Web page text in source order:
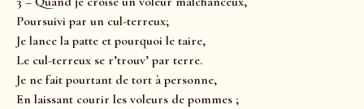
Poursuivi par un cul-terreux;
Je lance la patte et pourquoi le taire,
Le cul-terreux se r’trouv’ par terre.
Je ne fait pourtant de tort à personne,
En laissant courir les voleurs de pommes ;